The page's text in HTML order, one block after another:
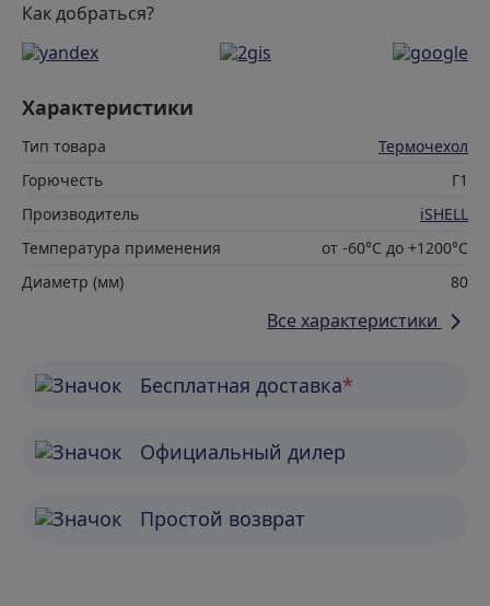
Как добраться?
Характеристики
Тип товара
Термочехол
Горючесть
Г1
Производитель
iSHELL
Температура применения
от -60°С до +1200°С
Диаметр (мм)
80
Все характеристики
Бесплатная доставка*
Официальный дилер
Простой возврат